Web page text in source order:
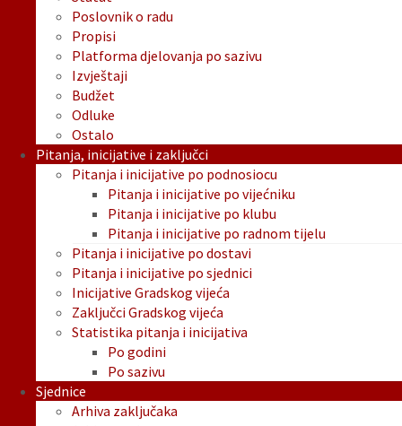
Poslovnik o radu
Propisi
Platforma djelovanja po sazivu
Izvještaji
Budžet
Odluke
Ostalo
Pitanja, inicijative i zaključci
Pitanja i inicijative po podnosiocu
Pitanja i inicijative po vijećniku
Pitanja i inicijative po klubu
Pitanja i inicijative po radnom tijelu
Pitanja i inicijative po dostavi
Pitanja i inicijative po sjednici
Inicijative Gradskog vijeća
Zaključci Gradskog vijeća
Statistika pitanja i inicijativa
Po godini
Po sazivu
Sjednice
Arhiva zaključaka